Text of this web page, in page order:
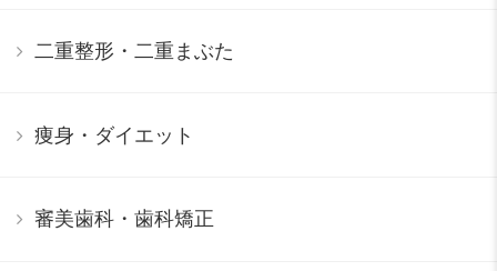
二重整形・二重まぶた
痩身・ダイエット
審美歯科・歯科矯正